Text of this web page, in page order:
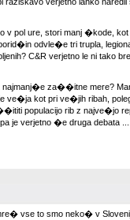
pol ure, stori manj �kode,
odvle�e tri trupla,
C&R verjetno le ni tako
najmanj�e za��itne mere?
ve�ja kot pri ve�jih ribah,
populacijo rib z najve�jo
je verjetno �e druga debata ....
vse to smo neko� v